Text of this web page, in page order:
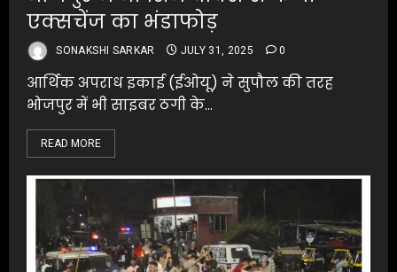
एक्सचेंज का भंडाफोड़
SONAKSHI SARKAR JULY 31, 2025 0
आर्थिक अपराध इकाई (ईओयू) ने सुपौल की तरह
भोजपुर में भी साइबर ठगी के...
READ MORE